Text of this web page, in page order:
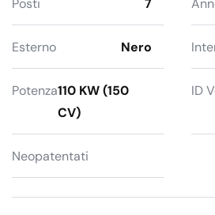
Posti 7
Esterno Nero
Potenza110 KW (150
CV)
ID
Neopatentati